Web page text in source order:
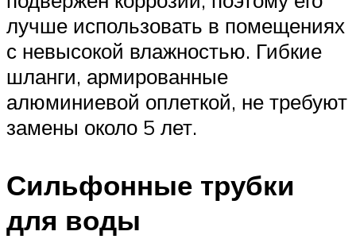
лучше использовать в помещениях
с невысокой влажностью. Гибкие
шланги, армированные
алюминиевой оплеткой, не требуют
замены около 5 лет.
Сильфонные трубки
для воды